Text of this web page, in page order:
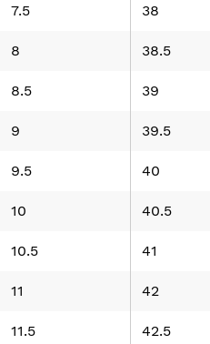
7.5 38
8 38.5
8.5 39
9 39.5
9.5 40
10 40.5
10.5 41
11 42
11.5 42.5